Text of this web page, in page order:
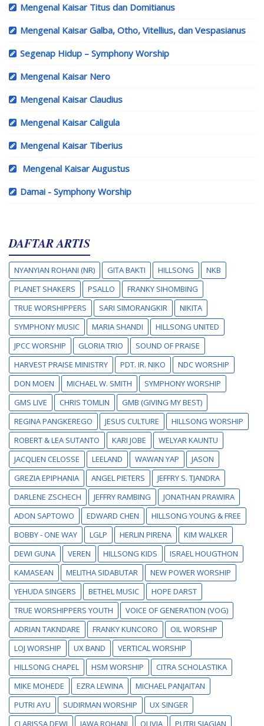
Mengenal Kaisar Titus dan Domitianus
Mengenal Kaisar Galba, Otho, Vitellius, dan Vespasianus
Segenap Hidup – Symphony Worship
Mengenal Kaisar Nero
Mengenal Kaisar Claudius
Mengenal Kaisar Caligula
Mengenal Kaisar Tiberius
Mengenal Kaisar Augustus
Damai - Symphony Worship
DAFTAR ARTIS
NYANYIAN ROHANI (NR) GITA BAKTI HILLSONG
NKB
PLANET SHAKERS
PSALLO
FRANKY SIHOMBING
TRUE WORSHIPPERS
SARI SIMORANGKIR
NIKITA
SYMPHONY MUSIC
MARIA SHANDI
HILLSONG UNITED
JPCC WORSHIP
GLORIA TRIO
SOUND OF PRAISE
HARVEST PRAISE MINISTRY
PDT. IR. NIKO
NDC WORSHIP
DON MOEN
MICHAEL W. SMITH
SYMPHONY WORSHIP
GMS LIVE
CHRIS TOMLIN
GMB (GIVING MY BEST)
REGINA PANGKEREGO
JESUS CULTURE
HILLSONG WORSHIP
ROBERT & LEA SUTANTO
KARI JOBE
WELYAR KAUNTU
JACQLIEN CELOSSE
LEELAND WAWAN YAP
JASON
GREZIA EPIPHANIA
ANGEL PIETERS
JEFFRY S. TJANDRA
DARLENE ZSCHECH
JEFFRY RAMBING
JONATHAN PRAWIRA
ADON SAPTOWO
EDWARD CHEN
HILLSONG YOUNG & FREE
BOBBY - ONE WAY
LGLP HERLIN PIRENA
KIM WALKER
DEWI GUNA
VEREN HILLSONG KIDS
ISRAEL HOUGTHON
KAMASEAN
MELITHA SIDABUTAR
NEW POWER WORSHIP
YEHUDA SINGERS
BETHEL MUSIC
HOPE DARST
TRUE WORSHIPPERS YOUTH
VOICE OF GENERATION (VOG)
ADRIAN TAKNDARE
FRANKY KUNCORO
OIL WORSHIP
LOJ WORSHIP
UX BAND
VERTICAL WORSHIP
HILLSONG CHAPEL
HSM WORSHIP
CITRA SCHOLASTIKA
MIKE MOHEDE
EZRA LEWINA
MICHAEL PANJAITAN
PUTRI AYU
SUDIRMAN WORSHIP
UX SINGER
CLARISSA DEWI
JAWA ROHANI OLIVIA PUTRI SIAGIAN